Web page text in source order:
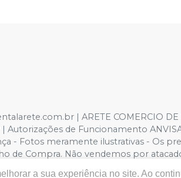
| ARETE COMERCIO
Autorizações de Funcionamento
- Fotos meramente ilustrativas - Os
de Compra. Não vendemos por
a sua experiência no site. Ao